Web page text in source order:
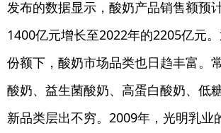
发布的数据显示，酸奶产品销售额预
1400亿元增长至2022年的2205亿元
份额下，酸奶市场品类也日趋丰富。
酸奶、益生菌酸奶、高蛋白酸奶、低
新品类层出不穷。2009年，光明乳业